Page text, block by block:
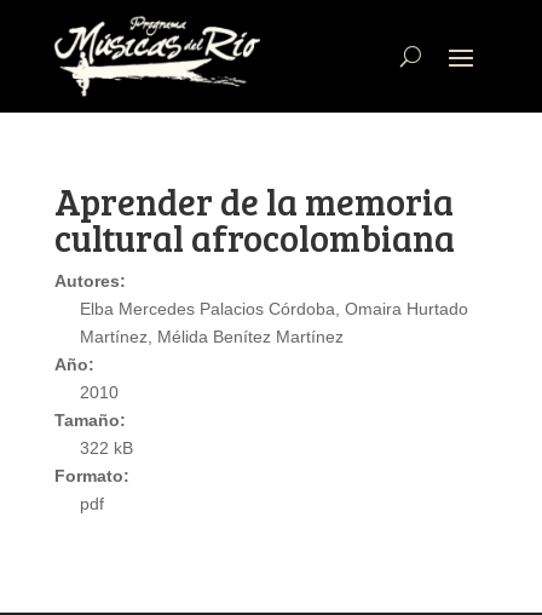
Aprender de la memoria
cultural afrocolombiana
Autores:
Elba Mercedes Palacios Córdoba, Omaira Hurtado
Martínez, Mélida Benítez Martínez
Año:
2010
Tamaño:
322 kB
Formato:
pdf